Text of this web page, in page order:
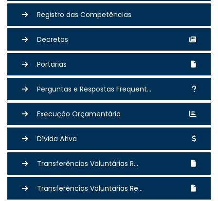
Registro das Competências
Decretos
Portarias
Perguntas e Respostas Frequent...
Execução Orçamentária
Dívida Ativa
Transferências Voluntárias R...
Transferências Voluntarias Re...